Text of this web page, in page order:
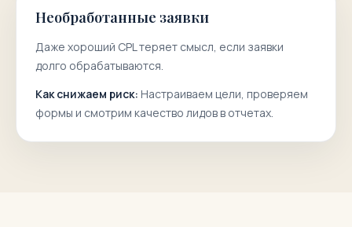
Необработанные заявки
Даже хороший CPL теряет смысл, если заявки
долго обрабатываются.
Как снижаем риск: Настраиваем цели, проверяем
формы и смотрим качество лидов в отчетах.